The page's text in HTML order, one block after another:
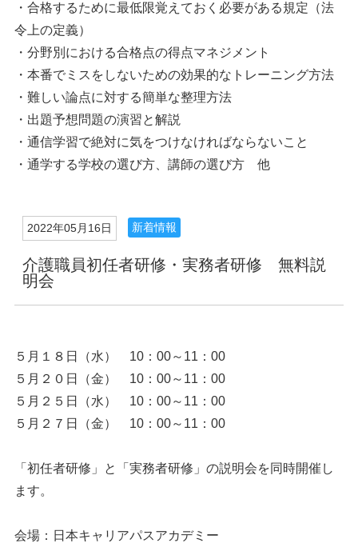
・合格するために最低限覚えておく必要がある規定（法
令上の定義）
・分野別における合格点の得点マネジメント
・本番でミスをしないための効果的なトレーニング方法
・難しい論点に対する簡単な整理方法
・出題予想問題の演習と解説
・通信学習で絶対に気をつけなければならないこと
・通学する学校の選び方、講師の選び方 他
2022年05月16日 新着情報
介護職員初任者研修・実務者研修 無料説
明会
５月１８日（水） 10：00～11：00
５月２０日（金） 10：00～11：00
５月２５日（水） 10：00～11：00
５月２７日（金） 10：00～11：00
「初任者研修」と「実務者研修」の説明会を同時開催し
ます。
会場：日本キャリアパスアカデミー